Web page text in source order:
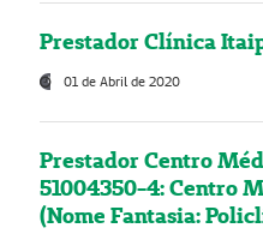
Prestador Clínica
01 de Abril de 2020
Prestador Centro
51004350-4: Centro
(Nome Fantasia: